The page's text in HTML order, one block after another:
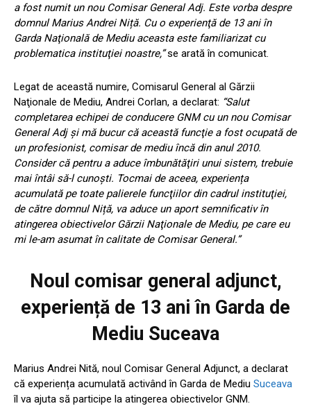
a fost numit un nou Comisar General Adj. Este vorba despre
domnul Marius Andrei Niță. Cu o experienţă de 13 ani în
Garda Naţională de Mediu aceasta este familiarizat cu
problematica instituţiei noastre,”se arată în comunicat.
Legat de această numire, Comisarul General al Gărzii
Naţionale de Mediu, Andrei Corlan, a declarat: “Salut
completarea echipei de conducere GNM cu un nou Comisar
General Adj şi mă bucur că această funcţie a fost ocupată de
un profesionist, comisar de mediu încă din anul 2010.
Consider că pentru a aduce îmbunătăţiri unui sistem, trebuie
mai întâi să-l cunoşti. Tocmai de aceea, experiența
acumulată pe toate palierele funcţiilor din cadrul instituţiei,
de către domnul Niță, va aduce un aport semnificativ în
atingerea obiectivelor Gărzii Naţionale de Mediu, pe care eu
mi le-am asumat în calitate de Comisar General.”
Noul comisar general adjunct,
experiență de 13 ani în Garda de
Mediu Suceava
Marius Andrei Nită, noul Comisar General Adjunct, a declarat
că experiența acumulată activând în Garda de Mediu Suceava
îl va ajuta să participe la atingerea obiectivelor GNM.